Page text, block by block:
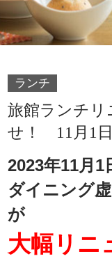
ランチ
旅館ランチリ
せ！ 11月1
2023年11月
ダイニング
が
大幅リニ